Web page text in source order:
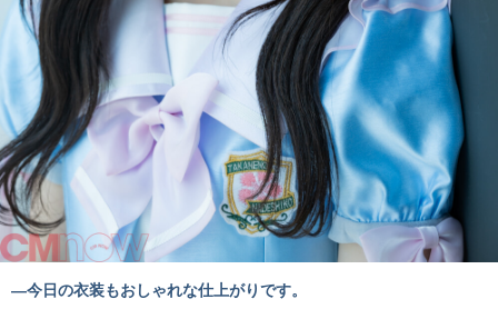
―今日の衣装もおしゃれな仕上がりです。